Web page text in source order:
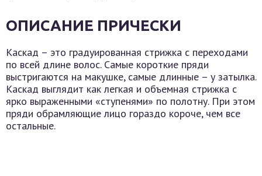
ОПИСАНИЕ ПРИЧЕСКИ
Каскад – это градуированная стрижка с переходами
по всей длине волос. Самые короткие пряди
выстригаются на макушке, самые длинные – у затылка.
Каскад выглядит как легкая и объемная стрижка с
ярко выраженными «ступенями» по полотну. При этом
пряди обрамляющие лицо гораздо короче, чем все
остальные.